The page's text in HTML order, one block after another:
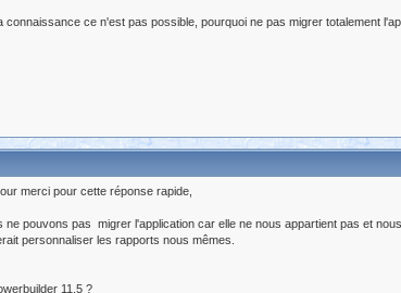
connaissance ce n'est pas possible, pourquoi ne pas migrer totalement
merci pour cette réponse rapide,
ne pouvons pas migrer l'application car elle ne nous appartient pas et
personnaliser les rapports nous mêmes.
11.5 ?